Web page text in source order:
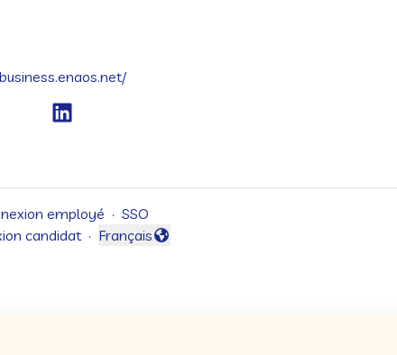
business.enaos.net/
employé · SSO
candidat ·
Changer la langue
Français